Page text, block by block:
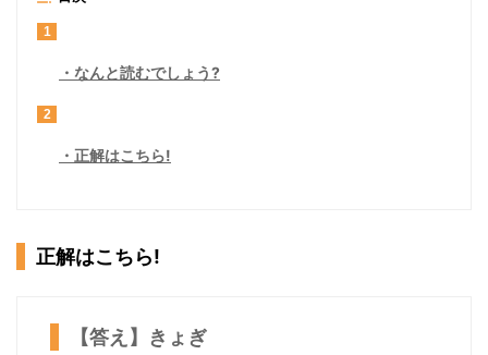
1
なんと読むでしょう?
2
正解はこちら!
正解はこちら!
【答え】きょぎ